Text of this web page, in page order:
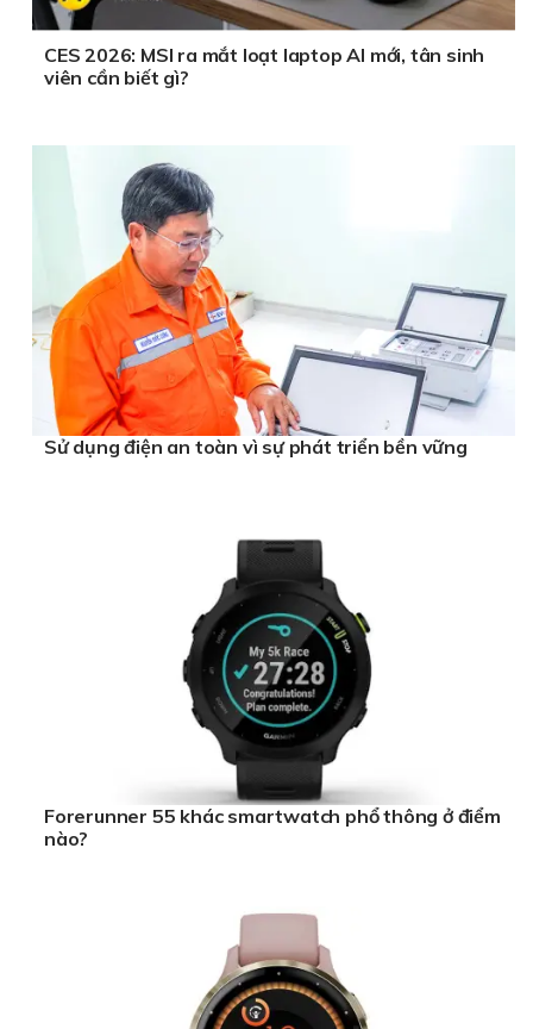
CES 2026: MSI ra mắt loạt laptop AI mới, tân sinh
viên cần biết gì?
Sử dụng điện an toàn vì sự phát triển bền vững
Forerunner 55 khác smartwatch phổ thông ở điểm
nào?